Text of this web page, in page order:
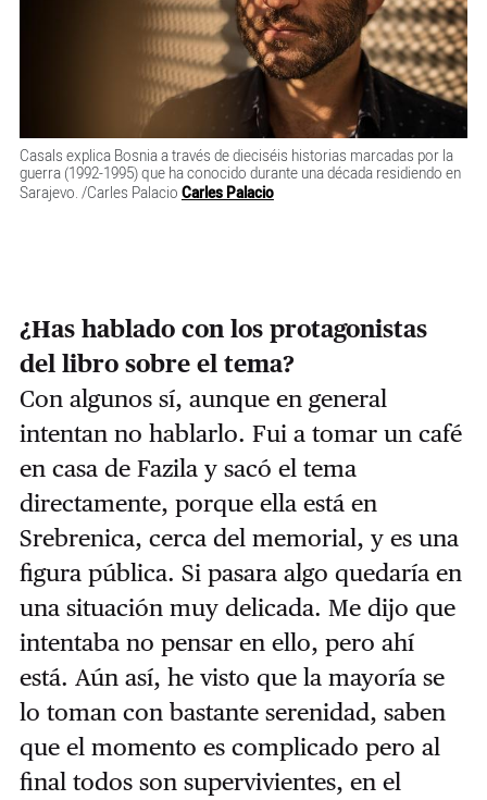
Casals explica Bosnia a través de dieciséis historias marcadas por la
guerra (1992-1995) que ha conocido durante una década residiendo en
Sarajevo. /Carles Palacio Carles Palacio
¿Has hablado con los protagonistas
del libro sobre el tema?
Con algunos sí, aunque en general
intentan no hablarlo. Fui a tomar un café
en casa de Fazila y sacó el tema
directamente, porque ella está en
Srebrenica, cerca del memorial, y es una
figura pública. Si pasara algo quedaría en
una situación muy delicada. Me dijo que
intentaba no pensar en ello, pero ahí
está. Aún así, he visto que la mayoría se
lo toman con bastante serenidad, saben
que el momento es complicado pero al
final todos son supervivientes, en el